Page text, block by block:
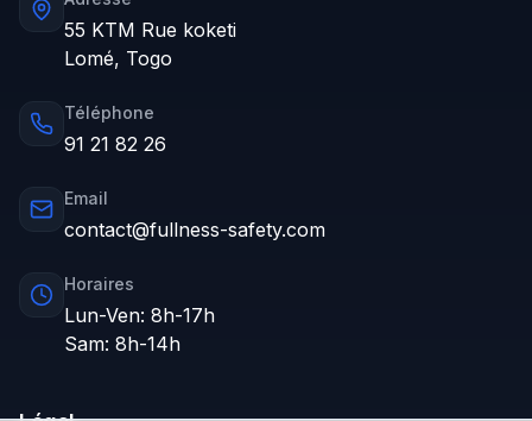
55 KTM Rue koketi
Lomé, Togo
Téléphone
91 21 82 26
Email
contact@fullness-safety.com
Horaires
Lun-Ven: 8h-17h
Sam: 8h-14h